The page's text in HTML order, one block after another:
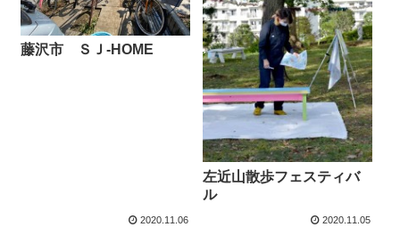
藤沢市 ＳＪ-HOME
2020.11.06
左近山散歩フェスティバ
ル
2020.11.05